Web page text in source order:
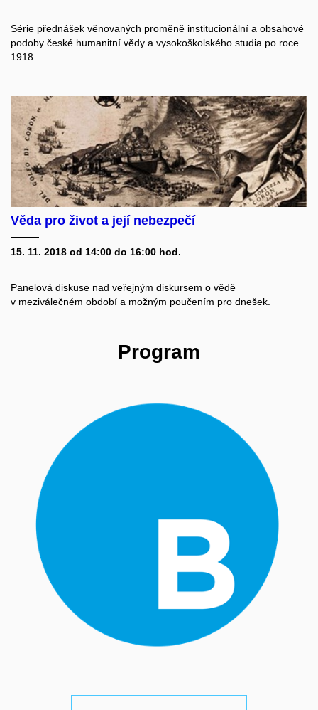
Série přednášek věnovaných proměně institucionální a obsahové
podoby české humanitní vědy a vysokoškolského studia po roce
1918.
Věda pro život a její nebezpečí
15. 11. 2018 od 14:00 do 16:00 hod.
Panelová diskuse nad veřejným diskursem o vědě
v meziválečném období a možným poučením pro dnešek.
Program